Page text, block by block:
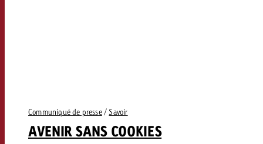
Communiqué de presse/ Savoir
AVENIR SANS COOKIES